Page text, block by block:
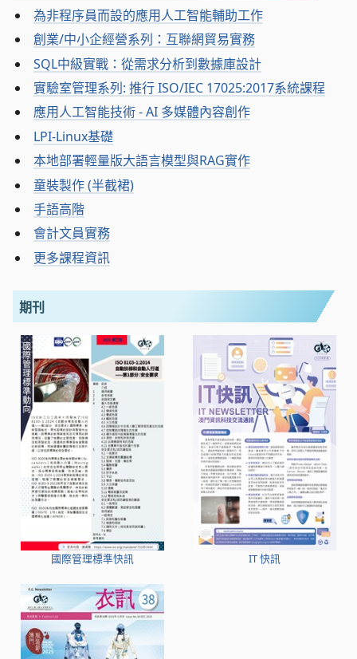
為非程序員而設的應用人工智能輔助工作
創業/中小企經營系列：互聯網貿易實務
SQL中級實戰：從需求分析到數據庫設計
實驗室管理系列: 推行 ISO/IEC 17025:2017系統課程
應用人工智能技術 - AI 多媒體內容創作
LPI-Linux基礎
本地部署輕量版大語言模型與RAG實作
童裝製作 (半截裙)
手語高階
會計文員實務
更多課程資訊
期刊
國際管理標準快訊 IT 快訊